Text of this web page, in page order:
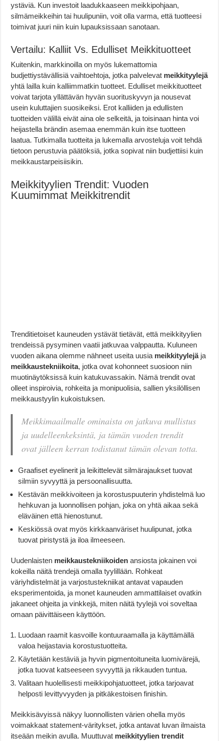
ystäviä. Kun investoit laadukkaaseen meikkipohjaan,
silmämeikkeihin tai huulipuniin, voit olla varma, että tuotteesi
toimivat juuri niin kuin lupauksissaan sanotaan.
Vertailu: Kalliit Vs. Edulliset Meikkituotteet
Kuitenkin, markkinoilla on myös lukemattomia
budjettiystävällisiä vaihtoehtoja, jotka palvelevat meikkityylejä
yhtä lailla kuin kalliimmatkin tuotteet. Edulliset meikkituotteet
voivat tarjota yllättävän hyvän suorituskyvyn ja nousevat
usein kuluttajien suosikeiksi. Erot kalliiden ja edullisten
tuotteiden välillä eivät aina ole selkeitä, ja toisinaan hinta voi
heijastella brändin asemaa enemmän kuin itse tuotteen
laatua. Tutkimalla tuotteita ja lukemalla arvosteluja voit tehdä
tietoon perustuvia päätöksiä, jotka sopivat niin budjettiisi kuin
meikkaustarpeisiisikin.
Meikkityylien Trendit: Vuoden
Kuumimmat Meikkitrendit
Trenditietoiset kauneuden ystävät tietävät, että meikkityylien
trendeissä pysyminen vaatii jatkuvaa valppautta. Kuluneen
vuoden aikana olemme nähneet useita uusia meikkityylejäja
meikkaustekniikoita, jotka ovat kohonneet suosioon niin
muotinäytöksissä kuin katukuvassakin. Nämä trendit ovat
olleet inspiroivia, rohkeita ja monipuolisia, sallien yksilöllisen
meikkaustyylin kukoistuksen.
Meikkimaailmalle ominaista on jatkuva mullistus
ja uudelleenkeksintä, ja tämän vuoden trendit
ovat jälleen kerran todistanut tämän olevan totta.
Graafiset eyelinerit ja leikittelevät silmärajaukset tuovat
silmiin syvyyttä ja persoonallisuutta.
Kestävän meikkivoiteen ja korostuspuuterin yhdistelmä luo
hehkuvan ja luonnollisen pohjan, joka on yhtä aikaa sekä
eläväinen että hienostunut.
Keskiössä ovat myös kirkkaanväriset huulipunat, jotka
tuovat piristystä ja iloa ilmeeseen.
Uudenlaisten meikkaustekniikoiden ansiosta jokainen voi
kokeilla näitä trendejä omalla tyylillään. Rohkeat
väriyhdistelmät ja varjostustekniikat antavat vapauden
eksperimentoida, ja monet kauneuden ammattilaiset ovatkin
jakaneet ohjeita ja vinkkejä, miten näitä tyylejä voi soveltaa
omaan päivittäiseen käyttöön.
Luodaan raamit kasvoille kontuuraamalla ja käyttämällä
valoa heijastavia korostustuotteita.
Käytetään kestäviä ja hyvin pigmentoituneita luomivärejä,
jotka tuovat katseeseen syvyyttä ja rikkauden tuntua.
Valitaan huolellisesti meikkipohjatuotteet, jotka tarjoavat
helposti levittyvyyden ja pitkäkestoisen finishin.
Meikkisävyissä näkyy luonnollisten värien ohella myös
voimakkaat statement-väritykset, jotka antavat luvan ilmaista
itseään meikin avulla. Muuttuvat meikkityylien trendit